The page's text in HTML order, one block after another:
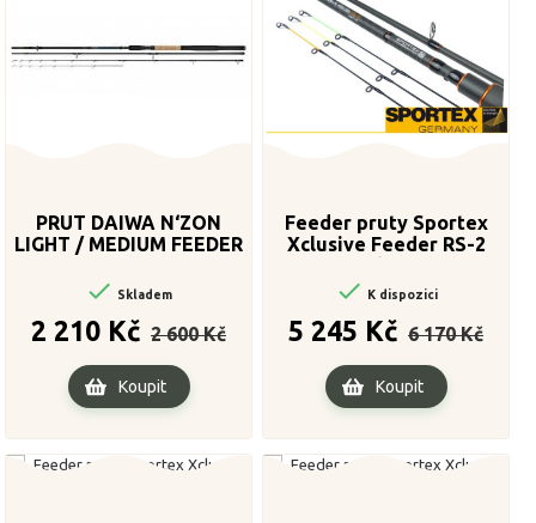
PRUT DAIWA N‘ZON
LIGHT / MEDIUM FEEDER
 Skladem
2 210 Kč
cena
2 600 Kč
Koupit
Feeder pruty Sportex
Xclusive Feeder RS-2
85g
 K dispozici
5 245 Kč
cena
6 170 Kč
Koupit